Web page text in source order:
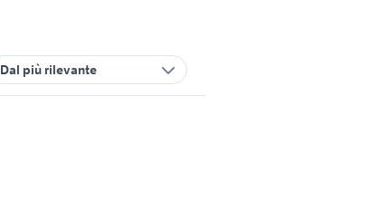
Dal più rilevante